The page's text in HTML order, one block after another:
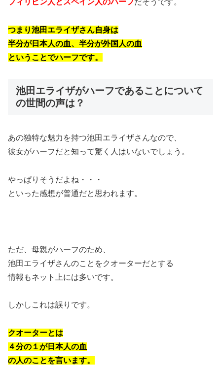
フィリピン人とスペイン人のハーフだそうです。
つまり池田エライザさん自身は
半分が日本人の血、半分が外国人の血
ということでハーフです。
池田エライザがハーフであることについて
の世間の声は？
あの独特な魅力を持つ池田エライザさんなので、
彼女がハーフだと知って驚く人はいないでしょう。
やっぱりそうだよね・・・
といった感想が普通だと思われます。
ただ、母親がハーフのため、
池田エライザさんのことをクオーターだとする
情報もネット上には多いです。
しかしこれは誤りです。
クオーターとは
４分の１が日本人の血
の人のことを言います。